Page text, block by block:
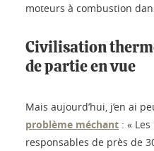
moteurs à combustion
Civilisation
de partie en vue
Mais aujourd’hui, j’en ai
problème méchant : «
responsables de près de